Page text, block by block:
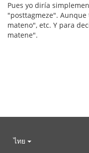
Pues yo diría
"posttagmeze".
mateno", etc. Y para
matene".
ไทย